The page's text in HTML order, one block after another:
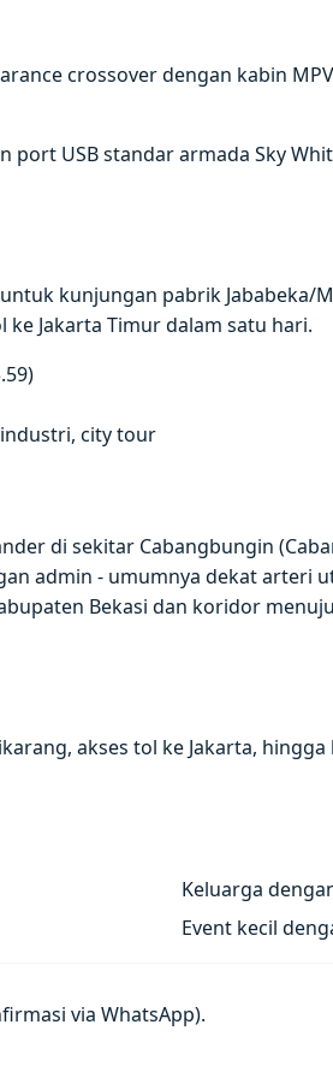
crossover dengan kabin
USB standar armada Sky
kunjungan pabrik Jababeka/
Jakarta Timur dalam satu hari.
city tour
di sekitar Cabangbungin
admin - umumnya dekat arteri
Bekasi dan koridor
akses tol ke Jakarta,
Keluarga
Event kecil
via WhatsApp).